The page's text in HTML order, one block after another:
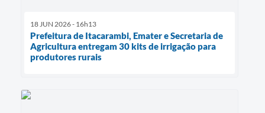
18 JUN 2026 - 16h13
Prefeitura de Itacarambi, Emater e Secretaria de
Agricultura entregam 30 kits de irrigação para
produtores rurais